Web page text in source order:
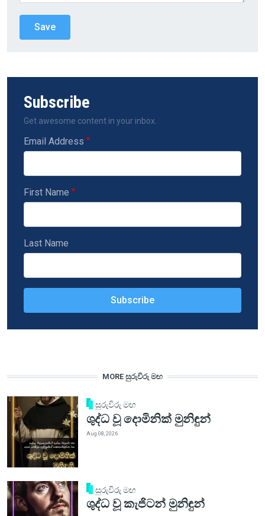
Subscribe
Get awesome content in your inbox.
Email Address
First Name
Last Name
MORE සුරුවිරු මඟ
සුරුවිරු මඟ
ශුද්ධ වූ දොමිනික් මුනිඳුන්
Aug 08, 2026
සුරුවිරු මඟ
ශුද්ධ වූ කැජිටන් මුනිඳුන්